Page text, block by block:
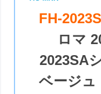
FH-
ロマ
2023SA
ベージュ